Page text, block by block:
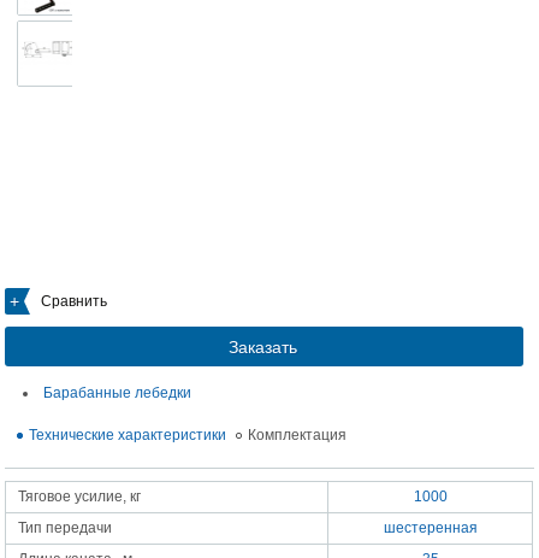
Сравнить
Заказать
Барабанные лебедки
Технические характеристики Комплектация
Тяговое усилие, кг
1000
Тип передачи
шестеренная